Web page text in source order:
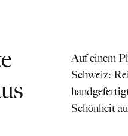
Auf einem
Schweiz:
Schönheit